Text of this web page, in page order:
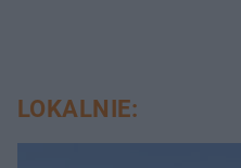
LOKALNIE: